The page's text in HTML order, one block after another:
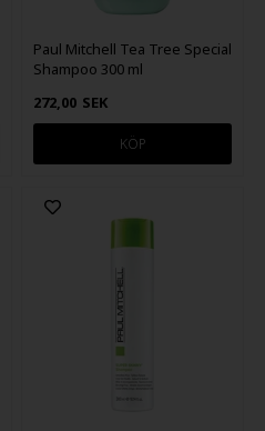
Paul Mitchell Tea Tree Special
Shampoo 300 ml
272,00 SEK